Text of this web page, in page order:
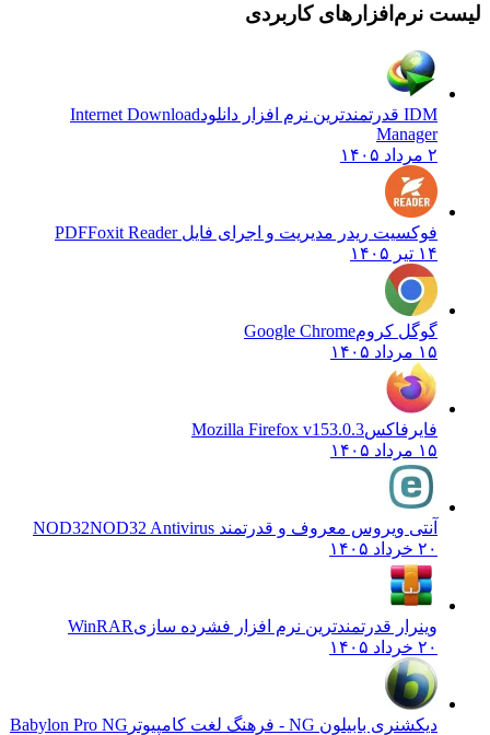
نرم‌افزارهای کاربردی
IDM قدرتمندترین نرم افزار دانلود
Internet Download
Manager
فوکسیت ریدر مدیریت و اجرای فایل PDFFoxit Reader
گوگل کروم Google Chrome
فایرفاکسMozilla Firefox v153.0.3
آنتی ویروس معروف و قدرتمند NOD32NOD32 Antivirus
وینرار قدرتمندترین نرم افزار فشرده سازیWinRAR
دیکشنری بابیلون NG - فرهنگ لغت کامپیوتر
Babylon Pro NG